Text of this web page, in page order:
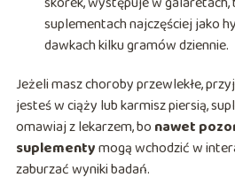
suplementach najczęściej jako
dawkach kilku gramów dziennie.
Jeżeli masz choroby przewlekłe,
jesteś w ciąży lub karmisz piersią,
omawiaj z lekarzem, bo nawet
suplementymogą wchodzić w
zaburzać wyniki badań.